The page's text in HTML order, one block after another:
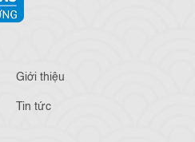
Giới thiệu
Tin tức